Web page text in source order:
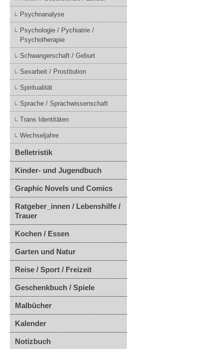
Psychoanalyse
Psychologie / Pychiatrie /
Psychotherapie
Schwangerschaft / Geburt
Sexarbeit / Prostitution
Spiritualität
Sprache / Sprachwissenschaft
Trans Identitäten
Wechseljahre
Belletristik
Kinder- und Jugendbuch
Graphic Novels und Comics
Ratgeber_innen / Lebenshilfe /
Trauer
Kochen / Essen
Garten und Natur
Reise / Sport / Freizeit
Geschenkbuch / Spiele
Malbücher
Kalender
Notizbuch